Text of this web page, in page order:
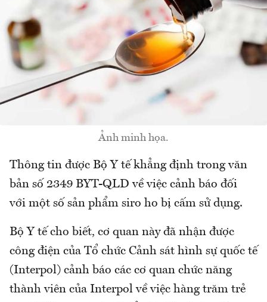
Ảnh minh họa.
Thông tin được Bộ Y tế khẳng định trong văn
bản số 2349 BYT-QLD về việc cảnh báo đối
với một số sản phẩm siro ho bị cấm sử dụng.
Bộ Y tế cho biết, cơ quan này đã nhận được
công điện của Tổ chức Cảnh sát hình sự quốc tế
(Interpol) cảnh báo các cơ quan chức năng
thành viên của Interpol về việc hàng trăm trẻ